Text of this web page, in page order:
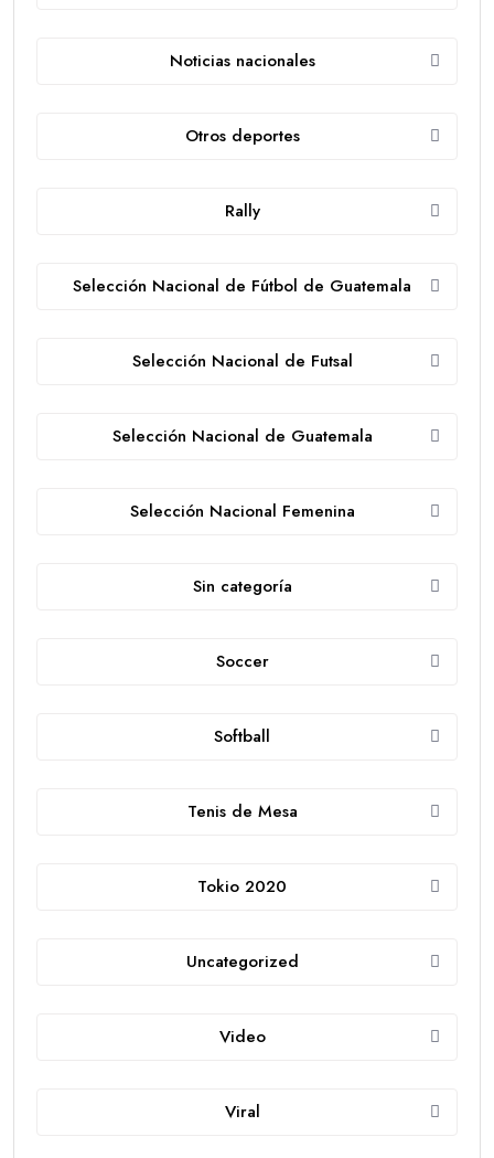
Noticias nacionales
Otros deportes
Rally
Selección Nacional de Fútbol de Guatemala
Selección Nacional de Futsal
Selección Nacional de Guatemala
Selección Nacional Femenina
Sin categoría
Soccer
Softball
Tenis de Mesa
Tokio 2020
Uncategorized
Video
Viral